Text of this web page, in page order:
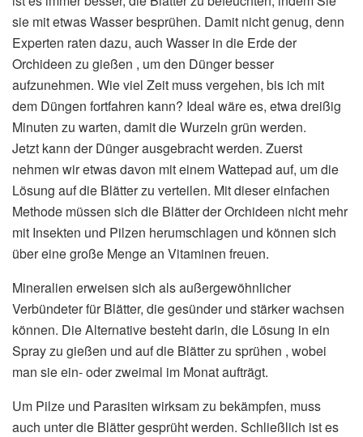
sie mit etwas Wasser besprühen. Damit nicht genug, denn
Experten raten dazu, auch Wasser in die Erde der
Orchideen zu gießen , um den Dünger besser
aufzunehmen. Wie viel Zeit muss vergehen, bis ich mit
dem Düngen fortfahren kann? Ideal wäre es, etwa dreißig
Minuten zu warten, damit die Wurzeln grün werden.
Jetzt kann der Dünger ausgebracht werden. Zuerst
nehmen wir etwas davon mit einem Wattepad auf, um die
Lösung auf die Blätter zu verteilen. Mit dieser einfachen
Methode müssen sich die Blätter der Orchideen nicht mehr
mit Insekten und Pilzen herumschlagen und können sich
über eine große Menge an Vitaminen freuen.
Mineralien erweisen sich als außergewöhnlicher
Verbündeter für Blätter, die gesünder und stärker wachsen
können. Die Alternative besteht darin, die Lösung in ein
Spray zu gießen und auf die Blätter zu sprühen , wobei
man sie ein- oder zweimal im Monat aufträgt.
Um Pilze und Parasiten wirksam zu bekämpfen, muss
auch unter die Blätter gesprüht werden. Schließlich ist es